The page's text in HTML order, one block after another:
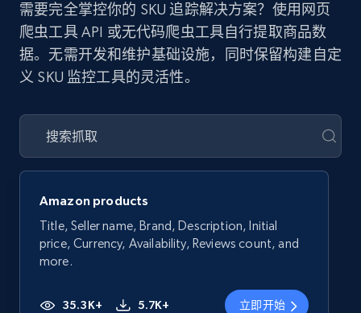
需要完全掌控你的 SKU 追踪解决方案？使用网页
爬虫工具 API 或无代码爬虫工具自行提取商品数
据。无需开发和维护基础设施，同时保留构建自定
义 SKU 监控工具的灵活性。
Amazon products
Title, Seller name, Brand, Description, Initial
price, Currency, Availability, Reviews count, and
more.
35.3K+ 5.7K+ 立即开始